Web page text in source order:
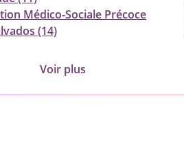
Médico-Sociale Précoce
(14)
Voir plus